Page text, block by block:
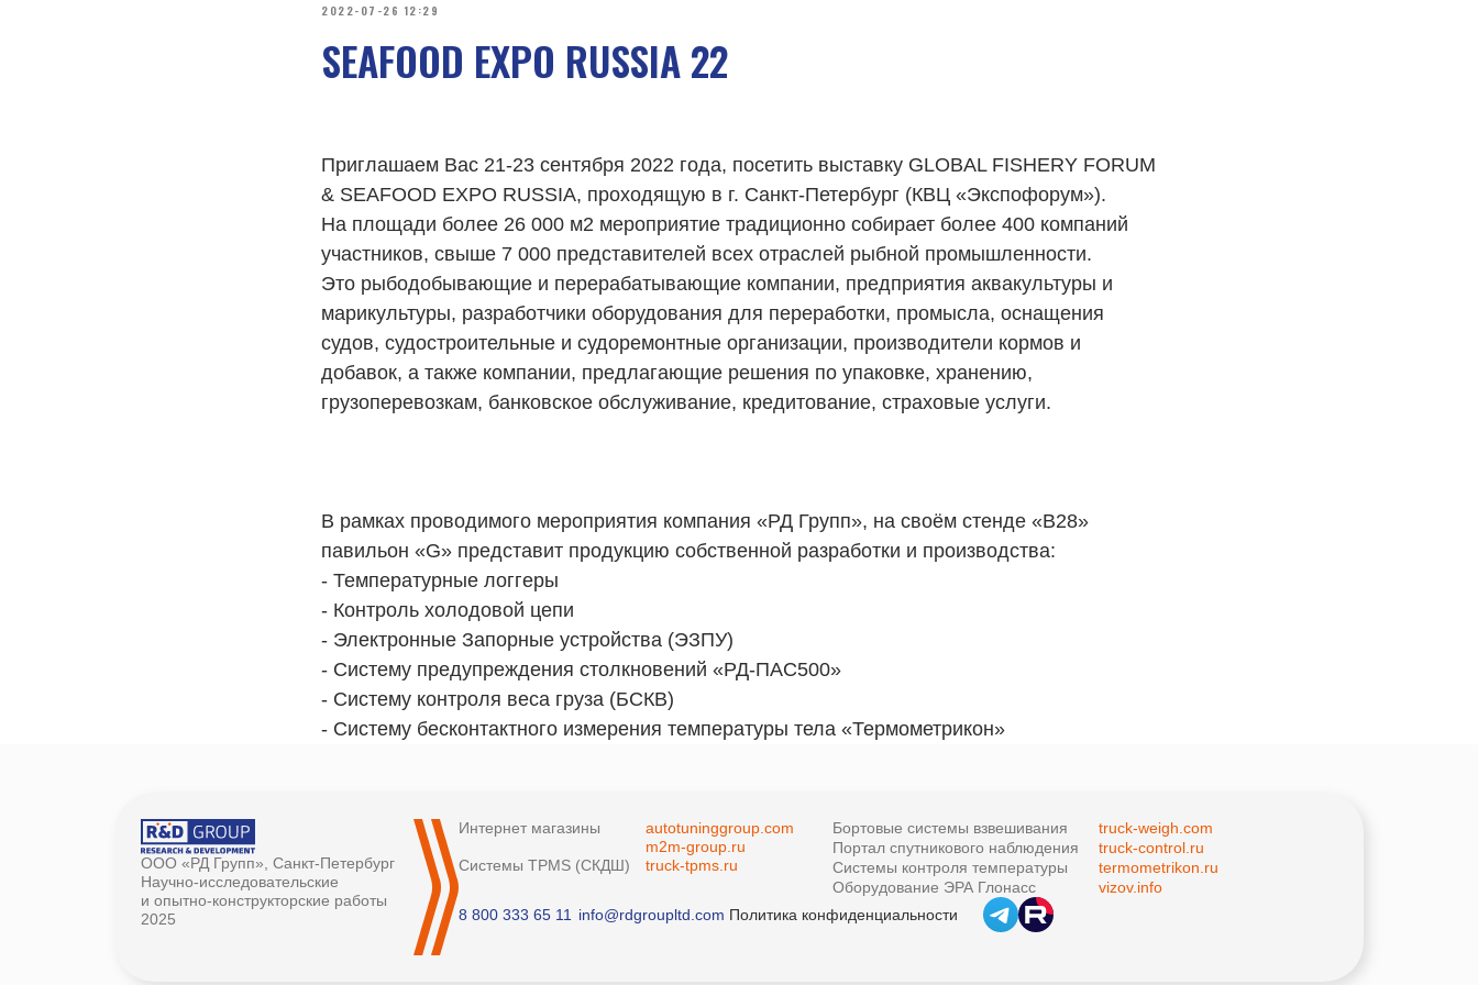
2022-07-26 12:29
SEAFOOD EXPO RUSSIA 22
Приглашаем Вас 21-23 сентября 2022 года, посетить выставку GLOBAL FISHERY FORUM
& SEAFOOD EXPO RUSSIA, проходящую в г. Санкт-Петербург (КВЦ «Экспофорум»).
На площади более 26 000 м2 мероприятие традиционно собирает более 400 компаний
участников, свыше 7 000 представителей всех отраслей рыбной промышленности.
Это рыбодобывающие и перерабатывающие компании, предприятия аквакультуры и
марикультуры, разработчики оборудования для переработки, промысла, оснащения
судов, судостроительные и судоремонтные организации, производители кормов и
добавок, а также компании, предлагающие решения по упаковке, хранению,
грузоперевозкам, банковское обслуживание, кредитование, страховые услуги.
В рамках проводимого мероприятия компания «РД Групп», на своём стенде «B28»
павильон «G» представит продукцию собственной разработки и производства:
- Температурные логгеры
- Контроль холодовой цепи
- Электронные Запорные устройства (ЭЗПУ)
- Систему предупреждения столкновений «РД-ПАС500»
- Систему контроля веса груза (БСКВ)
- Систему бесконтактного измерения температуры тела «Термометрикон»
ООО «РД Групп», Санкт-Петербург
Научно-исследовательские
и опытно-конструкторские работы
2025
Интернет магазины
autotuninggroup.com
m2m-group.ru
Системы TPMS (СКДШ)
truck-tpms.ru
Бортовые системы взвешивания
truck-weigh.com
Портал спутникового наблюдения
truck-control.ru
Системы контроля температуры
termometrikon.ru
Оборудование ЭРА Глонасс
vizov.info
8 800 333 65 11
info@rdgroupltd.com Политика конфиденциальности